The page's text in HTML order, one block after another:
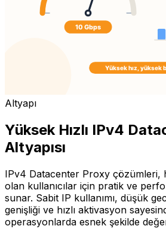
Altyapı
Yüksek Hızlı IPv4
Altyapısı
IPv4 Datacenter Proxy çözümleri,
olan kullanıcılar için pratik ve
sunar. Sabit IP kullanımı, düşük
genişliği ve hızlı aktivasyon
operasyonlarda esnek şekilde